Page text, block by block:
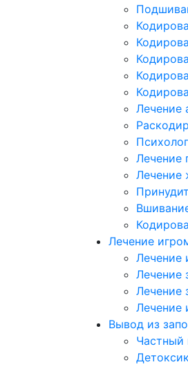
Лечение
Лечение
Лечение
Лечение
Лечение
Лечение
Лечение
Лечение
Вывод из
Частный